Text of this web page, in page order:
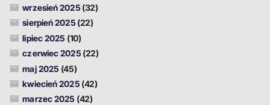
wrzesień 2025 (32)
sierpień 2025 (22)
lipiec 2025 (10)
czerwiec 2025 (22)
maj 2025 (45)
kwiecień 2025 (42)
marzec 2025 (42)